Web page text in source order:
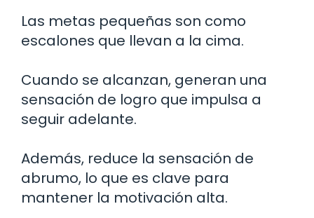
Las metas pequeñas son como
escalones que llevan a la cima.
Cuando se alcanzan, generan una
sensación de logro que impulsa a
seguir adelante.
Además, reduce la sensación de
abrumo, lo que es clave para
mantener la motivación alta.